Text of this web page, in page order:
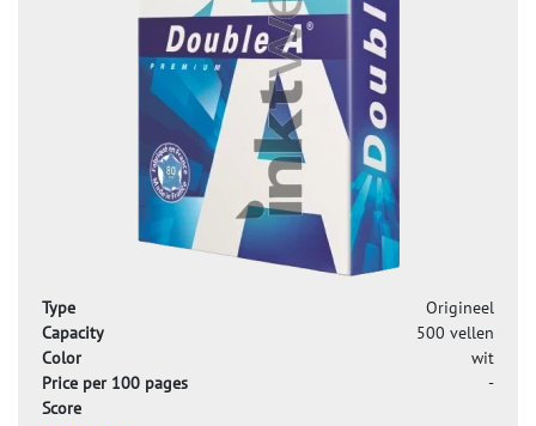
Type
Origineel
Capacity
500 vellen
Color
wit
Price per 100 pages
-
Score